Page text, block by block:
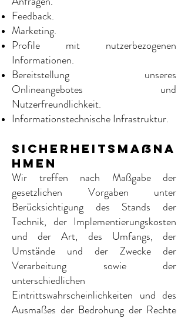
Feedback.
Marketing.
Profile mit nutzerbezogenen
Informationen.
Bereitstellung unseres
Onlineangebotes und
Nutzerfreundlichkeit.
Informationstechnische Infrastruktur.
Sicherheitsmaßna
hmen
Wir treffen nach Maßgabe der
gesetzlichen Vorgaben unter
Berücksichtigung des Stands der
Technik, der Implementierungskosten
und der Art, des Umfangs, der
Umstände und der Zwecke der
Verarbeitung sowie der
unterschiedlichen
Eintrittswahrscheinlichkeiten und des
Ausmaßes der Bedrohung der Rechte